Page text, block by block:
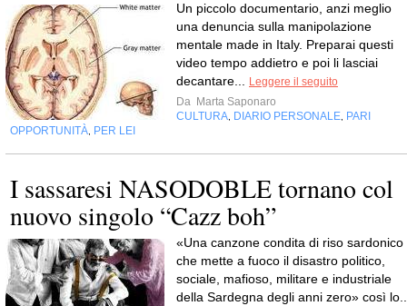
Un piccolo documentario, anzi meglio
una denuncia sulla manipolazione
mentale made in Italy. Preparai questi
video tempo addietro e poi li lasciai
decantare...
Leggere il seguito
Da Marta Saponaro
CULTURA DIARIO PERSONALE PARI
OPPORTUNITÀ PER LEI
I sassaresi NASODOBLE tornano col
nuovo singolo “Cazz boh”
«Una canzone condita di riso sardonico
che mette a fuoco il disastro politico,
sociale, mafioso, militare e industriale
della Sardegna degli anni zero» così